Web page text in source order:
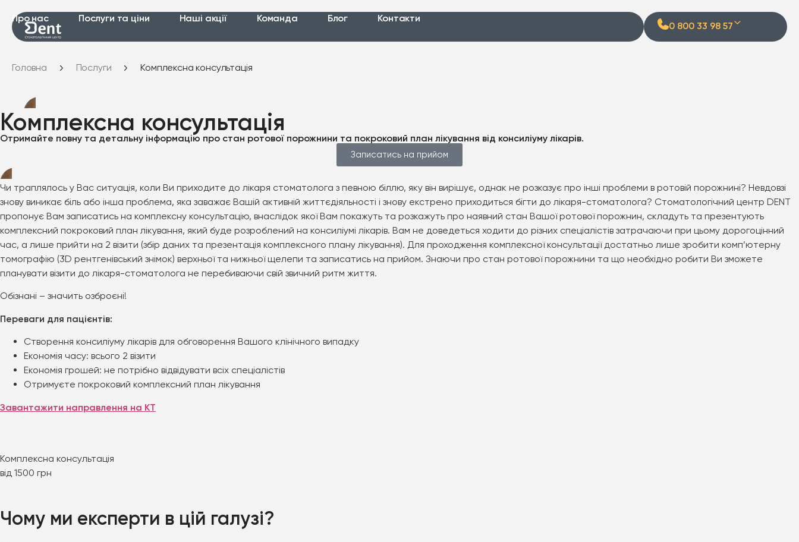
Про нас Послуги та ціни Наші акції Команда Блог Контакти
0 800 33 98 57
Головна Послуги Комплексна консультація
Комплексна консультація
Отримайте повну та детальну інформацію про стан ротової порожнини та покроковий план лікування від консиліуму лікарів.
Записатись на прийом
Чи траплялось у Вас ситуація, коли Ви приходите до лікаря стоматолога з певною біллю, яку він вирішує, однак не розказує про інші проблеми в ротовій порожнині? Невдовзі
знову виникає біль або інша проблема, яка заважає Вашій активній життєдіяльності і знову екстрено приходиться бігти до лікаря-стоматолога? Стоматологічний центр DENT
пропонує Вам записатись на комплексну консультацію, внаслідок якої Вам покажуть та розкажуть про наявний стан Вашої ротової порожнин, складуть та презентують
комплексний покроковий план лікування, який буде розроблений на консиліумі лікарів. Вам не доведеться ходити до різних спеціалістів затрачаючи при цьому дорогоцінний
час, а лише прийти на 2 візити (збір даних та презентація комплексного плану лікування). Для проходження комплексної консультації достатньо лише зробити комп’ютерну
томографію (3D рентгенівський знімок) верхньої та нижньої щелепи та записатись на прийом. Знаючи про стан ротової порожнини та що необхідно робити Ви зможете
планувати візити до лікаря-стоматолога не перебиваючи свій звичний ритм життя.
Обізнані – значить озброєні!
Переваги для пацієнтів:
Створення консиліуму лікарів для обговорення Вашого клінічного випадку
Економія часу: всього 2 візити
Економія грошей: не потрібно відвідувати всіх спеціалістів
Отримуєте покроковий комплексний план лікування
Завантажити направлення на КТ
Комплексна консультація
від 1500 грн
Чому ми експерти в цій галузі?